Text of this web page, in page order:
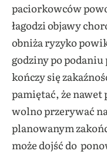
paciorkowców
łagodzi objawy
obniża ryzyko
godziny po
kończy się
pamiętać, że
wolno przerywać
planowanym
może dojść do